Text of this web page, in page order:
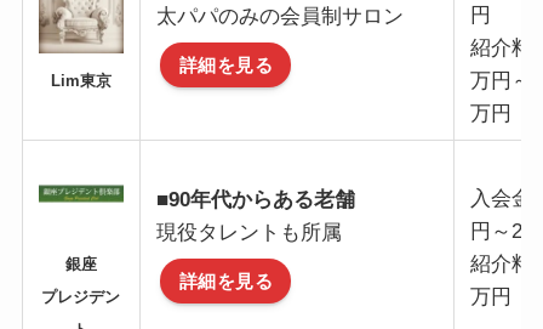
Lim東京
太パパのみの会員制サロン
詳細を見る
円
紹介料
万円～
万円
銀座
プレジデン
■90年代からある老舗
現役タレントも所属
詳細を見る
入会金
円～20
紹介料
万円